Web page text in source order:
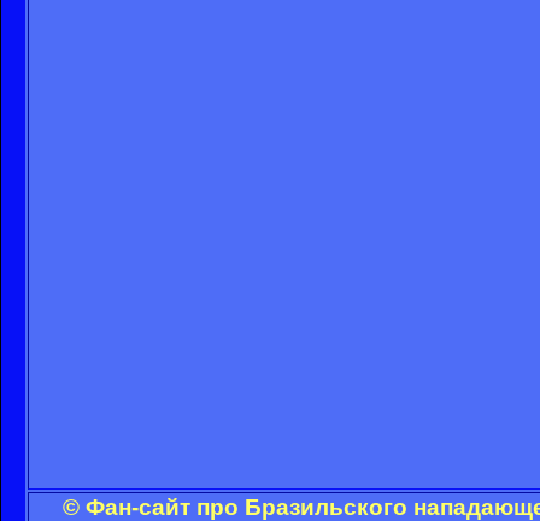
© Фан-сайт про Бразильского